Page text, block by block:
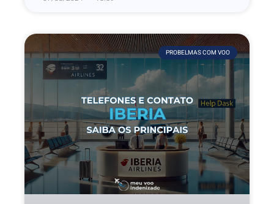
PROBELMAS COM VOO